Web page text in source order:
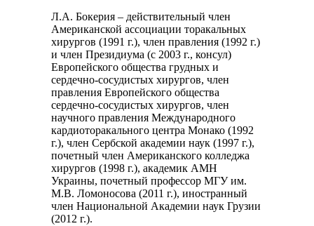
Л.А. Бокерия – действительный член
Американской ассоциации торакальных
хирургов (1991 г.), член правления (1992 г.)
и член Президиума (с 2003 г., консул)
Европейского общества грудных и
сердечно-сосудистых хирургов, член
правления Европейского общества
сердечно-сосудистых хирургов, член
научного правления Международного
кардиоторакального центра Монако (1992
г.), член Сербской академии наук (1997 г.),
почетный член Американского колледжа
хирургов (1998 г.), академик АМН
Украины, почетный профессор МГУ им.
М.В. Ломоносова (2011 г.), иностранный
член Национальной Академии наук Грузии
(2012 г.).